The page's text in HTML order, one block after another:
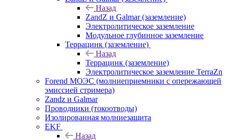
Назад
ZandZ и Galmar (заземление)
Электролитическое заземление
Модульное глубинное заземление
Террацинк (заземление)
Назад
Террацинк (заземление)
Электролитическое заземление TerraZn
Forend МОЭС (молниеприемники с опережающей
эмиссией стримера)
Zandz и Galmar
Проводники (токоотводы)
Изолированная молниезащита
EKF
Назад